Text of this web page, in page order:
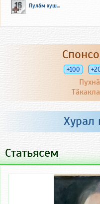
Пулӑм хуш...
+100
Хурал
Статьясем